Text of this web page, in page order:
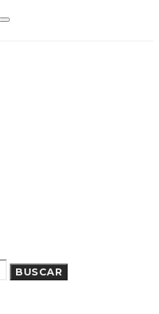
BUSCAR